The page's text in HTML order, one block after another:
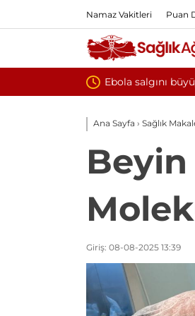
Namaz Vakitleri Puan
Ana Sayfa › Sağlık
Giriş: 08-08-2025 13:39